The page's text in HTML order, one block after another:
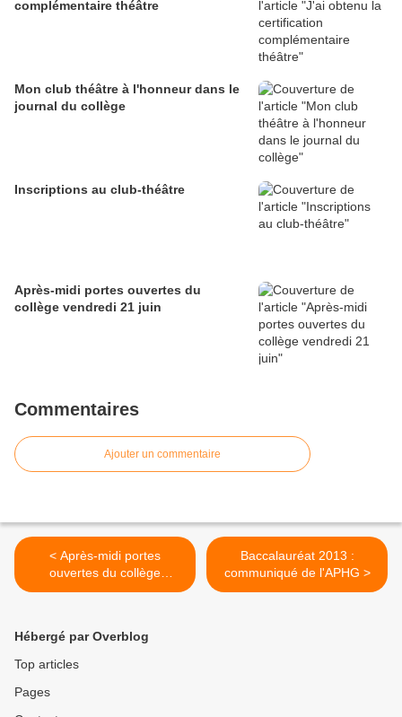
complémentaire théâtre
Mon club théâtre à l'honneur dans le
journal du collège
Inscriptions au club-théâtre
Après-midi portes ouvertes du
collège vendredi 21 juin
Commentaires
Ajouter un commentaire
< Après-midi portes
ouvertes du collège
vendredi 21 juin
Baccalauréat 2013 :
communiqué de l'APHG >
Hébergé par Overblog
Top articles
Pages